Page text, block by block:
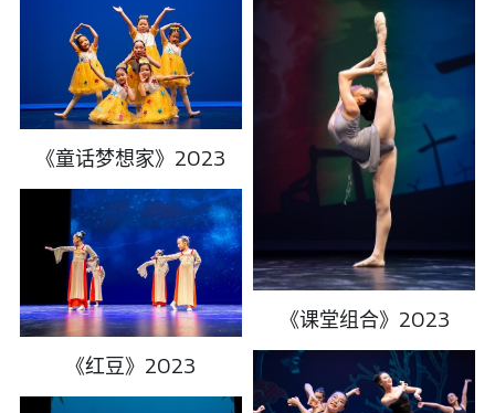
《童话梦想家》2023
《红豆》2023
《课堂组合》2023